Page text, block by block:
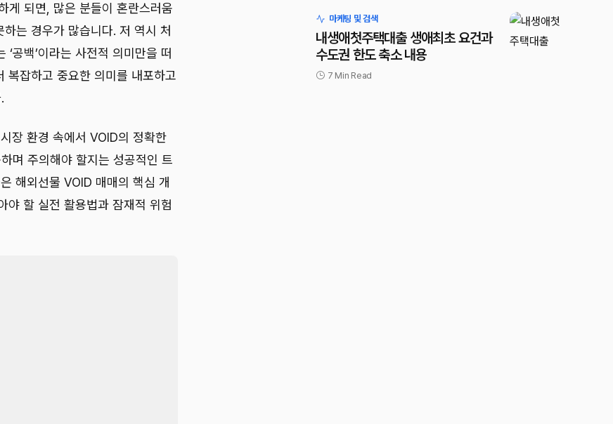
게 되면, 많은 분들이 혼란스러움
는 경우가 많습니다. 저 역시 처
‘공백’이라는 사전적 의미만을 떠
복잡하고 중요한 의미를 내포하고
장 환경 속에서 VOID의 정확한
며 주의해야 할지는 성공적인 트
해외선물 VOID 매매의 핵심 개
할 실전 활용법과 잠재적 위험
마케팅 및 검색
내생애첫주택대출 생애최초 요건과
수도권 한도 축소 내용
7 Min Read